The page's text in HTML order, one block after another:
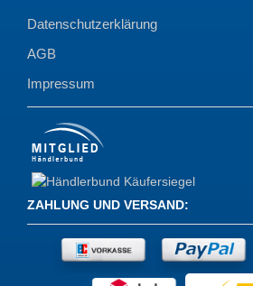
Datenschutzerklärung
AGB
Impressum
ZAHLUNG UND VERSAND: